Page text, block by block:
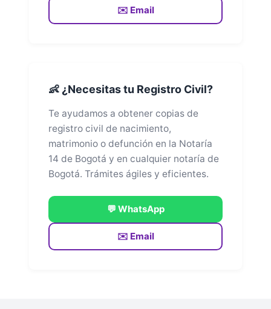
✉️ Email
👶 ¿Necesitas tu Registro Civil?
Te ayudamos a obtener copias de
registro civil de nacimiento,
matrimonio o defunción en la Notaría
14 de Bogotá y en cualquier notaría de
Bogotá. Trámites ágiles y eficientes.
💬 WhatsApp
✉️ Email